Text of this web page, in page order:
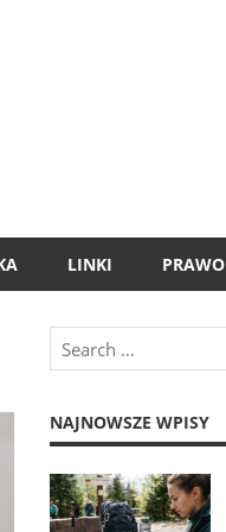
LINKI PRAWO
NAJNOWSZE WPISY